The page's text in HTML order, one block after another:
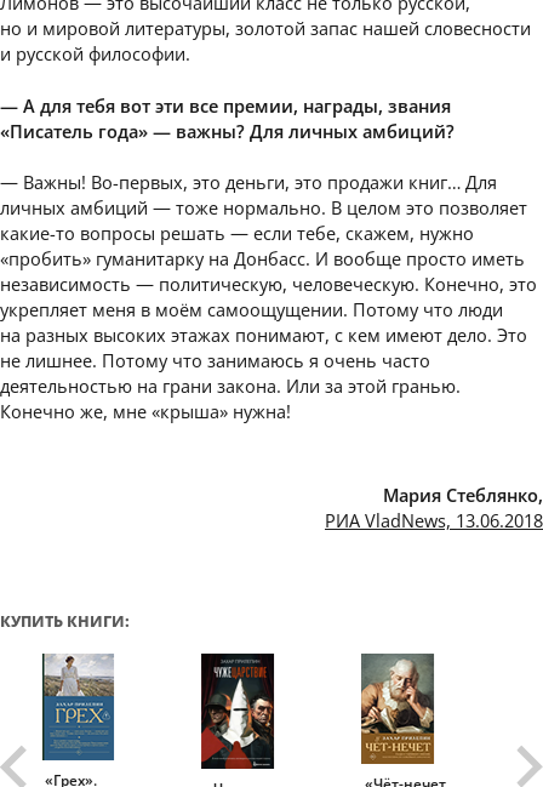
но и мировой литературы, золотой запас нашей словесности
и русской философии.
— А для тебя вот эти все премии, награды, звания
«Писатель года» — важны? Для личных амбиций?
— Важны! Во-первых, это деньги, это продажи книг… Для
личных амбиций — тоже нормально. В целом это позволяет
какие-то вопросы решать — если тебе, скажем, нужно
«пробить» гуманитарку на Донбасс. И вообще просто иметь
независимость — политическую, человеческую. Конечно, это
укрепляет меня в моём самоощущении. Потому что люди
на разных высоких этажах понимают, с кем имеют дело. Это
не лишнее. Потому что занимаюсь я очень часто
деятельностью на грани закона. Или за этой гранью.
Конечно же, мне «крыша» нужна!
Мария Стеблянко,
РИА VladNews, 13.06.2018
КУПИТЬ КНИГИ:
«Грех».